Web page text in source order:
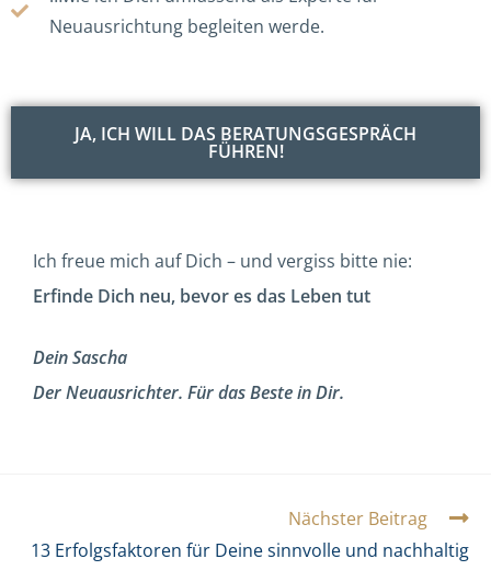
Neuausrichtung begleiten werde.
JA, ICH WILL DAS BERATUNGSGESPRÄCH
FÜHREN!
Ich freue mich auf Dich – und vergiss bitte nie:
Erfinde Dich neu, bevor es das Leben tut
Dein Sascha
DerNeuausrichter. Für das Beste in Dir.
Nächster Beitrag
13 Erfolgsfaktoren für Deine sinnvolle und nachhaltig